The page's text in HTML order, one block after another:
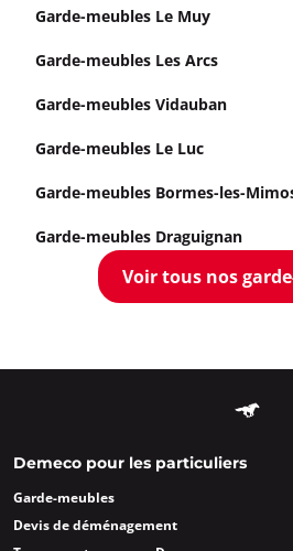
Garde-meubles Le Muy
Garde-meubles Les Arcs
Garde-meubles Vidauban
Garde-meubles Le Luc
Garde-meubles Bormes-les-
Garde-meubles Draguignan
Voir tous nos
Demeco pour les particuliers
Garde-meubles
Devis de déménagement